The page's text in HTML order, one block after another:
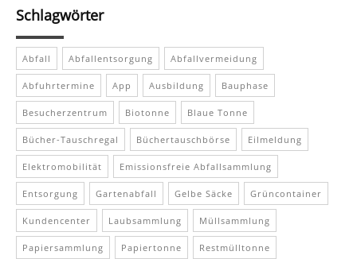
Schlagwörter
Abfall Abfallentsorgung Abfallvermeidung
Abfuhrtermine App Ausbildung Bauphase
Besucherzentrum Biotonne Blaue Tonne
Bücher-Tauschregal Büchertauschbörse Eilmeldung
Elektromobilität Emissionsfreie Abfallsammlung
Entsorgung Gartenabfall Gelbe Säcke Grüncontainer
Kundencenter Laubsammlung Müllsammlung
Papiersammlung Papiertonne Restmülltonne